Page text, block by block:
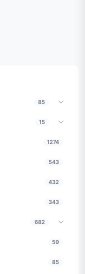
85
15
1274
543
432
343
682
59
85